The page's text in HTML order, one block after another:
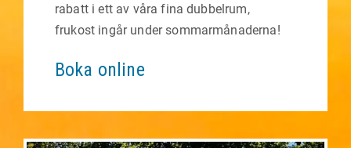
rabatt i ett av våra fina dubbelrum,
frukost ingår under sommarmånaderna!
Boka online